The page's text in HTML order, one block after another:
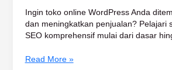
Ingin toko online WordPress Anda
dan meningkatkan penjualan? Pelajari
SEO komprehensif mulai dari dasar
Read More »